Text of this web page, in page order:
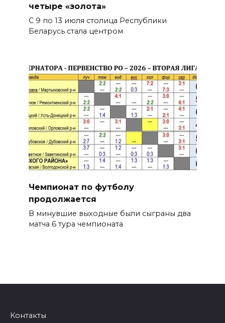
четыре «золота»
С 9 по 13 июля столица Республики
Беларусь стала центром
Чемпионат по футболу
продолжается
В минувшие выходные были сыграны два
матча 6 тура чемпионата
Контакты